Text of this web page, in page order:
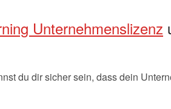
Unternehmenslizenz
du dir sicher sein, dass dein